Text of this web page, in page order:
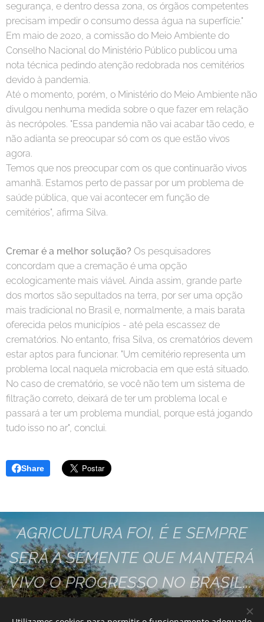
segurança, e dentro dessa zona, os órgãos competentes
precisam impedir o consumo dessa água na superfície."
Em maio de 2020, a comissão do Meio Ambiente do
Conselho Nacional do Ministério Público publicou uma
nota técnica pedindo atenção redobrada nos cemitérios
devido à pandemia.
Até o momento, porém, o Ministério do Meio Ambiente não
divulgou nenhuma medida sobre o que fazer em relação
às necrópoles. "Essa pandemia não vai acabar tão cedo, e
não adianta se preocupar só com os que estão vivos
agora.
Temos que nos preocupar com os que continuarão vivos
amanhã. Estamos perto de passar por um problema de
saúde pública, que vai acontecer em função de
cemitérios", afirma Silva.
Cremar é a melhor solução? Os pesquisadores
concordam que a cremação é uma opção
ecologicamente mais viável. Ainda assim, grande parte
dos mortos são sepultados na terra, por ser uma opção
mais tradicional no Brasil e, normalmente, a mais barata
oferecida pelos municípios - até pela escassez de
crematórios. No entanto, frisa Silva, os crematórios devem
estar aptos para funcionar. "Um cemitério representa um
problema local naquela microbacia em que está situado.
No caso de crematório, se você não tem um sistema de
filtração correto, deixará de ter um problema local e
passará a ter um problema mundial, porque está jogando
tudo isso no ar", conclui.
Share
AGRICULTURA FOI, É E SEMPRE
SERÁ A SEMENTE QUE MANTERÁ
VIVO O PROGRESSO NO BRASIL...